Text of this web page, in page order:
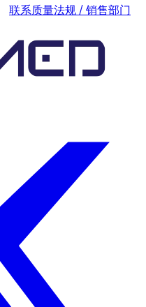
联系质量法规 / 销售部门